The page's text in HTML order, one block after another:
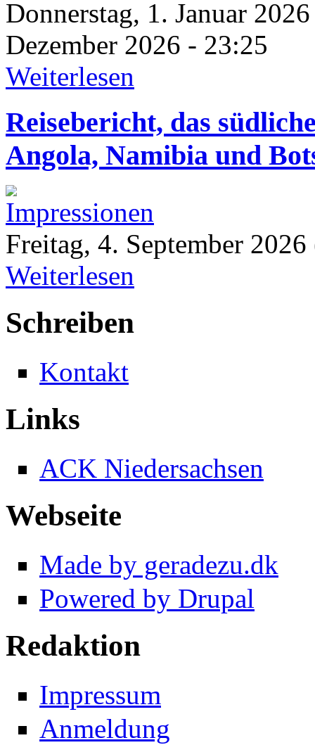
Donnerstag, 1. Januar
Dezember 2026 - 23:25
Weiterlesen
Reisebericht, das
Angola, Namibia und
Freitag, 4. September 2026
Weiterlesen
Schreiben
Kontakt
Links
ACK Niedersachsen
Webseite
Made by geradezu.dk
Powered by Drupal
Redaktion
Impressum
Anmeldung